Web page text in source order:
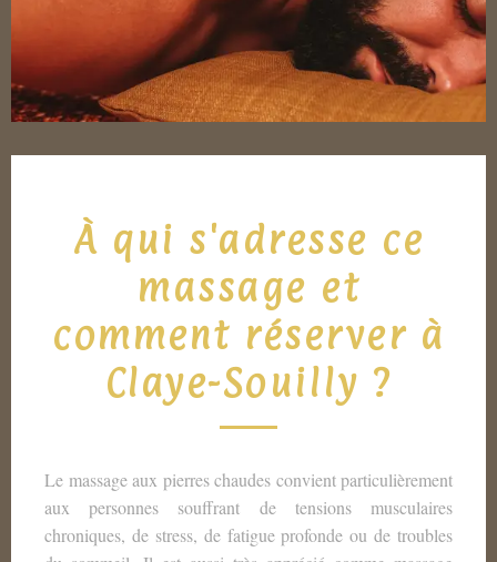
À qui s'adresse ce
massage et
comment réserver à
Claye-Souilly ?
Le massage aux pierres chaudes convient particulièrement
aux personnes souffrant de tensions musculaires
chroniques, de stress, de fatigue profonde ou de troubles